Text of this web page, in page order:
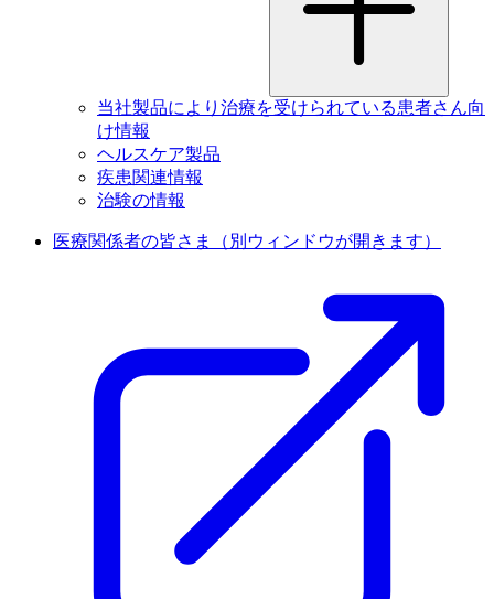
当社製品により治療を受けられている患者さん向
け情報
ヘルスケア製品
疾患関連情報
治験の情報
医療関係者の皆さま （別ウィンドウが開きます）